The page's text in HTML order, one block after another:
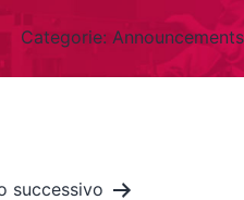
Categorie: Announcements
successivo